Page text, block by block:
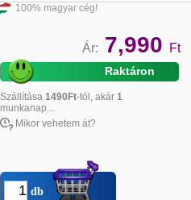
100% magyar cég!
Ár: 7,990 Ft
Raktáron
Szállítása1490Ft-tól, akár1
munkanap...
Mikor vehetem át?
db